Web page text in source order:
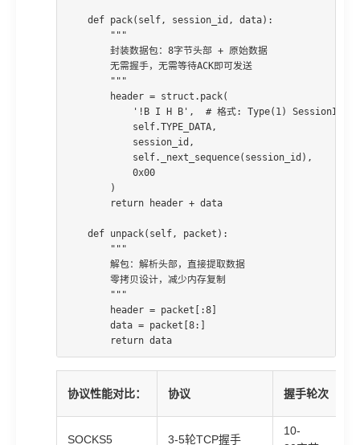
    def pack(self, session_id, data):
        """
        封装数据包：8字节头部 + 原始数据
        无需握手，无需等待ACK即可发送
        """
        header = struct.pack(
'!B I H B',  # 格式: Type(1)
            self.TYPE_DATA,
            session_id,
            self._next_sequence(session_id),
            0x00
        )
        return header + data
    def unpack(self, packet):
        """
        解包：解析头部，直接提取数据
        零拷贝设计，减少内存复制
        """
        header = packet[:8]
        data = packet[8:]
        return data
协议性能对比： 协议 握手轮次
SOCKS5 3-5轮TCP握手
10-